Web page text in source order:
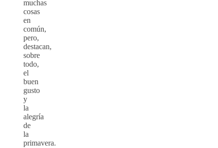
muchas
cosas
en
común,
pero,
destacan,
sobre
todo,
el
buen
gusto
y
la
alegría
de
la
primavera.